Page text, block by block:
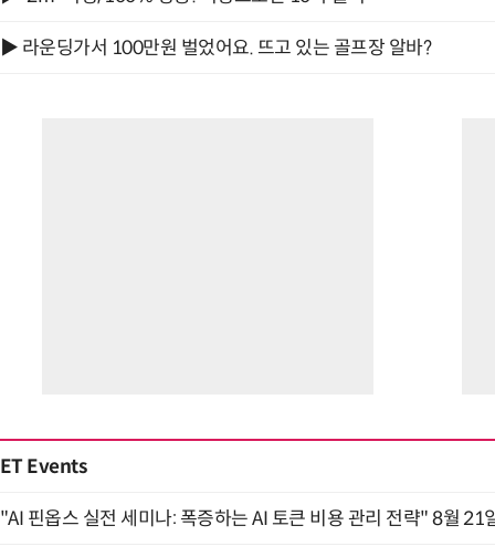
▶ 라운딩가서 100만원 벌었어요. 뜨고 있는 골프장 알바?
ET Events
"AI 핀옵스 실전 세미나: 폭증하는 AI 토큰 비용 관리 전략" 8월 21